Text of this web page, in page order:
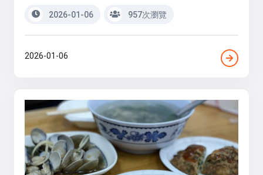
2026-01-06 957次瀏覽
2026-01-06